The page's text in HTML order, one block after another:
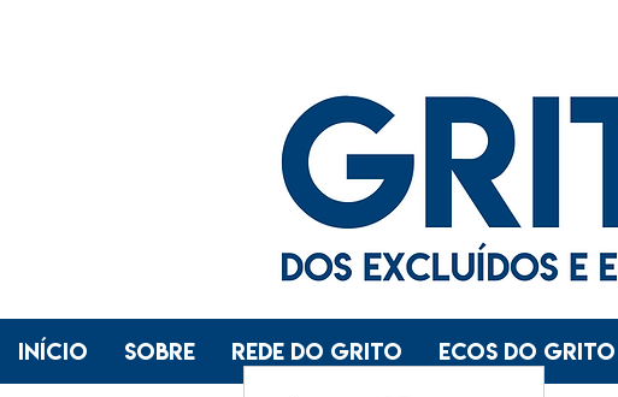
INÍCIO SOBRE REDE DO GRITO ECOS DO GRITO